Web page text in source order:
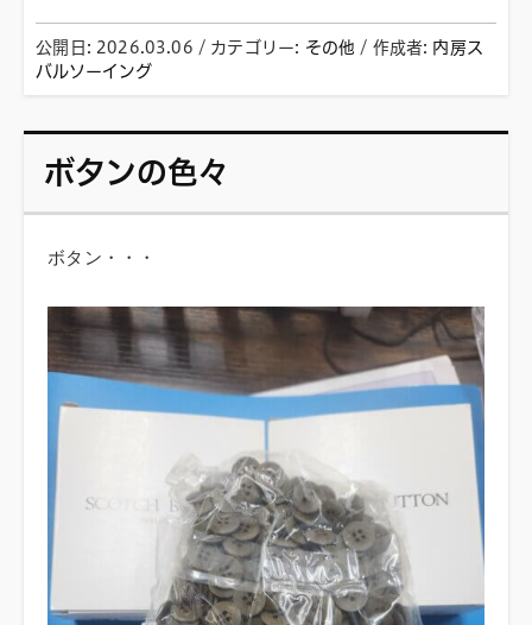
公開日: 2026.03.06 （ 2026.03.06更新）
/ カテゴリー: その他 / 作成者: 内房ス
バルソーイング
ボタンの色々
ボタン・・・